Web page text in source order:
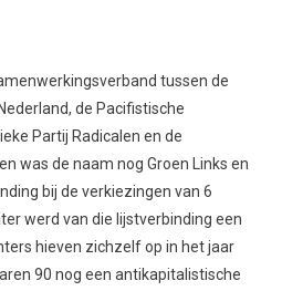
tussen de
de Pacifistische
Partij Radicalen en de
was de naam nog Groen Links en
bij de verkiezingen van 6
werd van die lijstverbinding een
hieven zichzelf op in het jaar
90 nog een antikapitalistische